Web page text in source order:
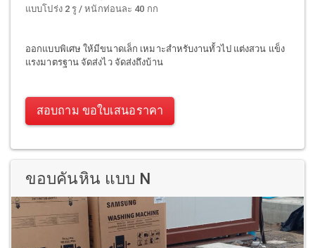
แบบโปร่ง 2 รู / หนักท่อนละ 40 กก
ออกแบบพิเศษ ให้มีขนาดเล็ก เหมาะสำหรับงานทั้วไป แต่งสวน แข็ง
แรงมาตรฐาน จัดส่งไว จัดส่งถึงบ้าน
สอบถาม ขอใบเสนอราคา
ขอบคันหิน แบบ N